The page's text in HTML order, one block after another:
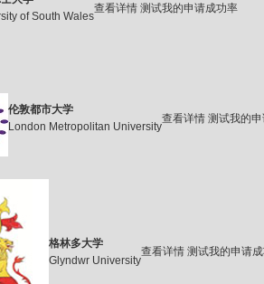
of South Wales
查看详情 测试我的申请成功率
伦敦都市大学
London Metropolitan University
查看详情 测试我的
格林多大学
Glyndwr University
查看详情 测试我的申请